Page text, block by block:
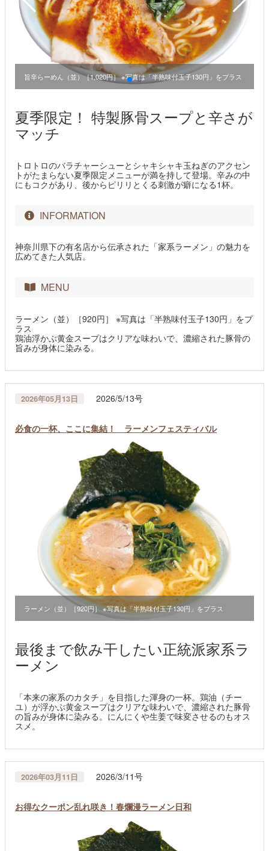
旨辛らーめん（並）［1,020円］ ※写真は「半熟味付玉子130円」をプラス
夏季限定！ 特製豚骨スープと辛さが
マッチ
トロトロのバラチャーシューとシャキシャキ玉ねぎのアクセン
トがたまらない夏季限定メニューが満を持して登場。辛みの中
にもコクがあり、後からピリリとくる刺激が癖になる1杯。
INFORMATION
神奈川県下の有名店から伝承された「家系ラーメン」の魅力を
広めてきた人気店。
MENU
ラーメン（並）［920円］ ※写真は「半熟味付玉子130円」をプ
ラス
鶏油浮かぶ黄金スープはクリアな味わいで、濃縮された豚骨の
旨みが身体に染みる。
2026年05月13日 2026/5/13号
必食の一杯、ここに集結！ ラーメンフェスティバル
ラーメン（並）［920円］ ※写真は「半熟味付玉子130円」をプラス
最後まで飲み干したい正統派家系ラ
ーメン
「本来の家系のカタチ」を目指した渾身の一杯。鶏油（チー
ユ）が浮かぶ黄金スープはクリアな味わいで、濃縮された豚骨
の旨みが身体に染みる。にんにくや生姜で味変させるのもオス
スメ。
2026年03月11日 2026/3/11号
お得なクーポン乱れ咲き！春爛漫ラーメン日和